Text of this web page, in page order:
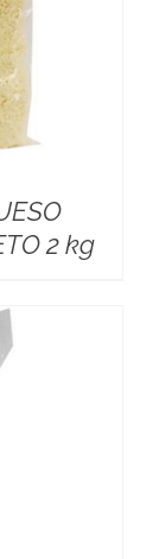
2 kg